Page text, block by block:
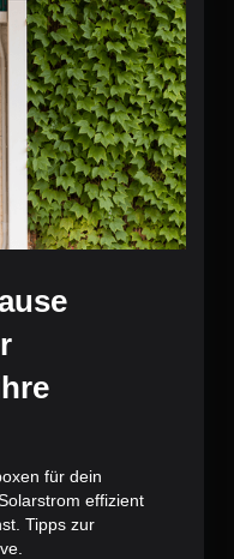
für dein
effizient
Tipps zur